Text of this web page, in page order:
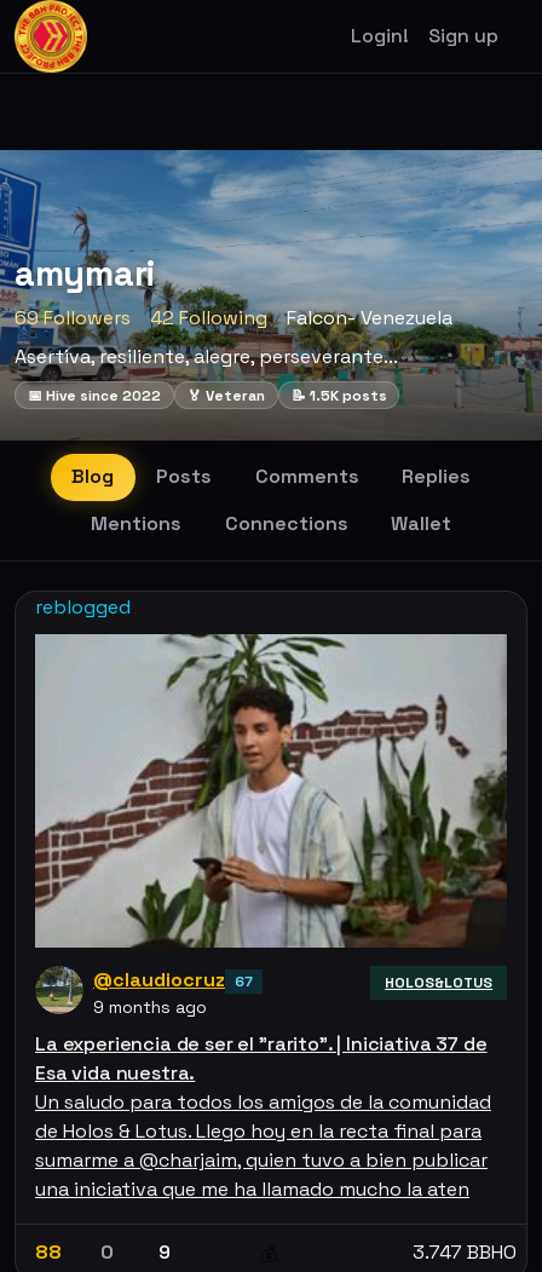
Login! Sign up
amymari
69 Followers 42 Following
Falcon- Venezuela
Asertiva, resiliente, alegre, perseverante...
📅 Hive since 2022 🏅 Veteran 📝 1.5K posts
Blog Posts Comments
Replies
Mentions
Connections Wallet
reblogged
@claudiocruz 67
9 months ago
HOLOS&LOTUS
La experiencia de ser el "rarito". | Iniciativa 37 de
Esa vida nuestra.
Un saludo para todos los amigos de la comunidad
de Holos & Lotus. Llego hoy en la recta final para
sumarme a @charjaim, quien tuvo a bien publicar
una iniciativa que me ha llamado mucho la aten
88 0 9 3.747 BBHO